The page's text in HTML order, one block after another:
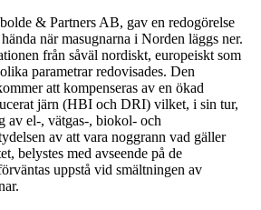
& Partners AB, gav en redogörelse
när masugnarna i Norden läggs ner.
från såväl nordiskt, europeiskt som
parametrar redovisades. Den
att kompenseras av en ökad
järn (HBI och DRI) vilket, i sin tur,
av el-, vätgas-, biokol- och
av att vara noggrann vad gäller
belystes med avseende på de
uppstå vid smältningen av